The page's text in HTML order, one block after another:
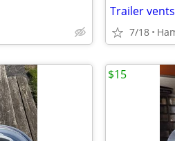
Trailer
7/18
$15